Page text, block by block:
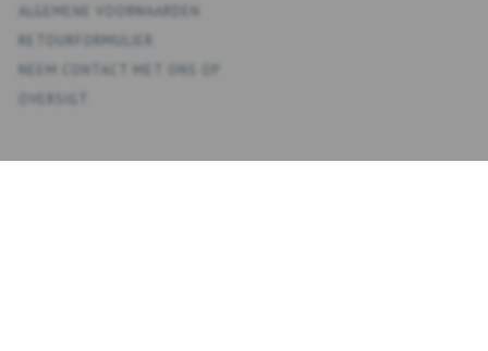
ALGEMENE VOORWAARDEN
RETOURFORMULIER
NEEM CONTACT MET ONS OP